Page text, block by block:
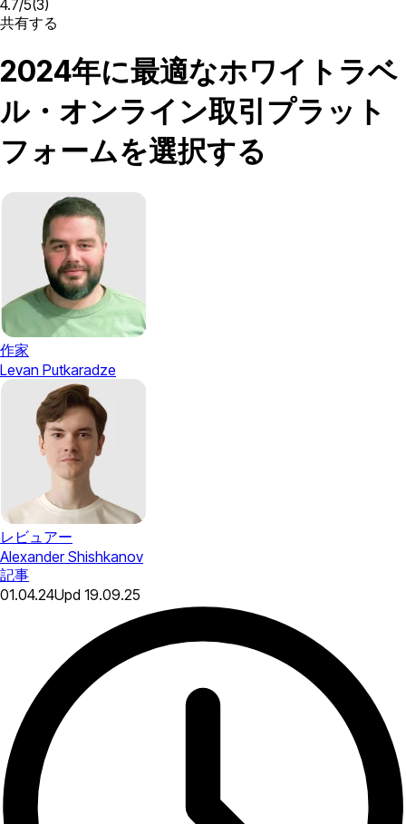
4.7/5(3)
共有する
2024年に最適なホワイトラベ
ル・オンライン取引プラット
フォームを選択する
作家
Levan Putkaradze
レビュアー
Alexander Shishkanov
記事
01.04.24Upd 19.09.25